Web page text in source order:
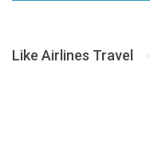
Like Airlines Travel